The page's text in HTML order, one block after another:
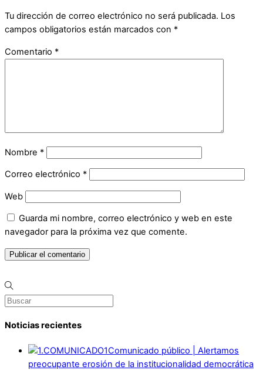
Tu dirección de correo electrónico no será publicada. Los
campos obligatorios están marcados con *
Comentario *
Nombre *
Correo electrónico *
Web
Guarda mi nombre, correo electrónico y web en este
navegador para la próxima vez que comente.
Noticias recientes
Comunicado público | Alertamos
preocupante erosión de la institucionalidad democrática